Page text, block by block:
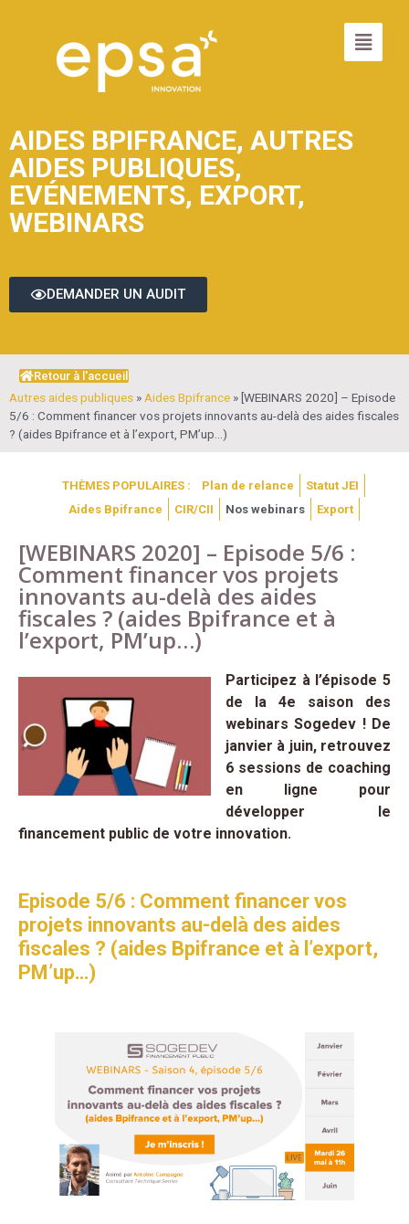
AIDES BPIFRANCE, AUTRES
AIDES PUBLIQUES,
EVÉNEMENTS, EXPORT,
WEBINARS
DEMANDER UN AUDIT
Retour à l'accueil
Autres aides publiques »Aides Bpifrance » [WEBINARS 2020] – Episode
5/6 : Comment financer vos projets innovants au-delà des aides fiscales
? (aides Bpifrance et à l’export, PM’up…)
THÈMES POPULAIRES : Plan de relance
Statut JEI
Aides Bpifrance
CIR/CII Nos webinars Export
[WEBINARS 2020] – Episode 5/6 :
Comment financer vos projets
innovants au-delà des aides
fiscales ? (aides Bpifrance et à
l’export, PM’up…)
Participez à l’épisode 5
de la 4e saison des
webinars Sogedev ! De
janvier à juin, retrouvez
6 sessions de coaching
en ligne pour
développer le
financement public de votre innovation.
Episode 5/6 : Comment financer vos
projets innovants au-delà des aides
fiscales ? (aides Bpifrance et à l’export,
PM’up…)